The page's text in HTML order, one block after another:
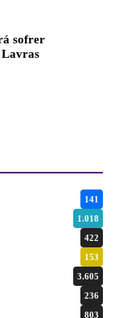
sofrer
Lavras
141
1.018
422
153
3.605
236
803